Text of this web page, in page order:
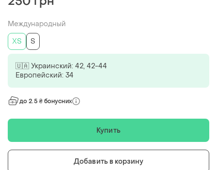
Международный
ХS
S
🇺🇦 Украинский: 42, 42-44
Европейский: 34
до 2.5 ₴ бонусних
Купить
Добавить в корзину